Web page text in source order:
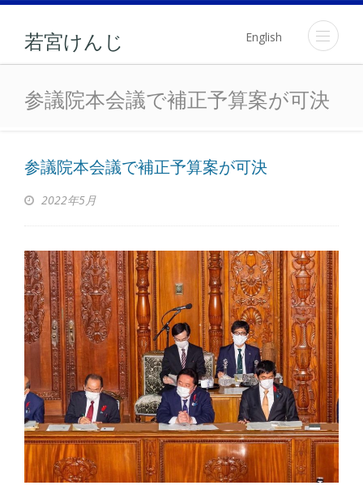
若宮けんじ English
参議院本会議で補正予算
参議院本会議で補正予算案が可決
参議院本会議で補正予算案が可決
2022年5月